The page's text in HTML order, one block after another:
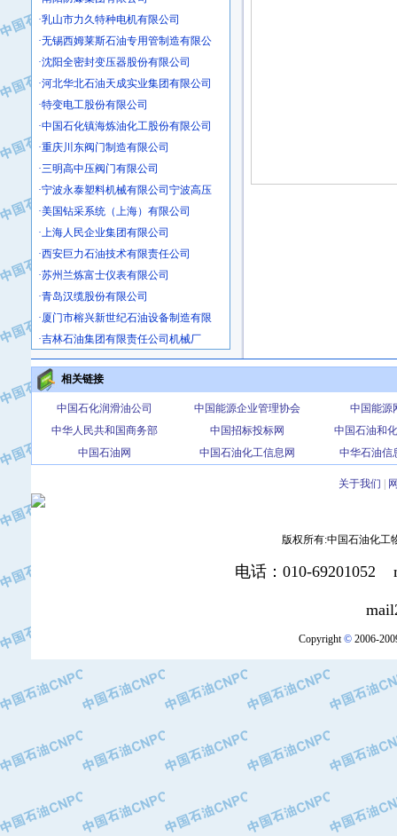
·乳山市力久特种电机有限公司
·无锡西姆莱斯石油专用管制造有限公
·沈阳全密封变压器股份有限公司
·河北华北石油天成实业集团有限公司
·特变电工股份有限公司
·中国石化镇海炼油化工股份有限公司
·重庆川东阀门制造有限公司
·三明高中压阀门有限公司
·宁波永泰塑料机械有限公司宁波高压
·美国钻采系统（上海）有限公司
·上海人民企业集团有限公司
·西安巨力石油技术有限责任公司
·苏州兰炼富士仪表有限公司
·青岛汉缆股份有限公司
·厦门市榕兴新世纪石油设备制造有限
·吉林石油集团有限责任公司机械厂
·大港油田集团中成机械制造有限公司
·承德司达石油装备开发公司
·大港油田集团中成机械制造有限公司
·四川明星电缆有限公司
·中国石油大庆石油化工总厂
·北京三盈联合石油技术有限公司
·北京长空工业有限公司
·河北保定天威集团特变电气有限公司
·中国石油抚顺石化公司
·中国石油辽阳石油化纤公司
·托肯恒山科技（广州）有限公司
·中国石油兰州石油化工公司
·大庆油田飞马有限公司
·大庆油田有限责任公司
·中国石油辽河油田分公司
相关链接
中国石化润滑油公司 中国能源企业管理协会
中国能源
中华人民共和国商务部
中国招标投标网
中国石油和
中国石油网
中国石油化工信息网 中华石油信
关于我们
版权所有:中国石油化工
电话：010-69201052
Copyright©2006-